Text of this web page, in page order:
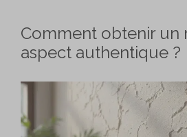
Comment obtenir un
aspect authentique ?